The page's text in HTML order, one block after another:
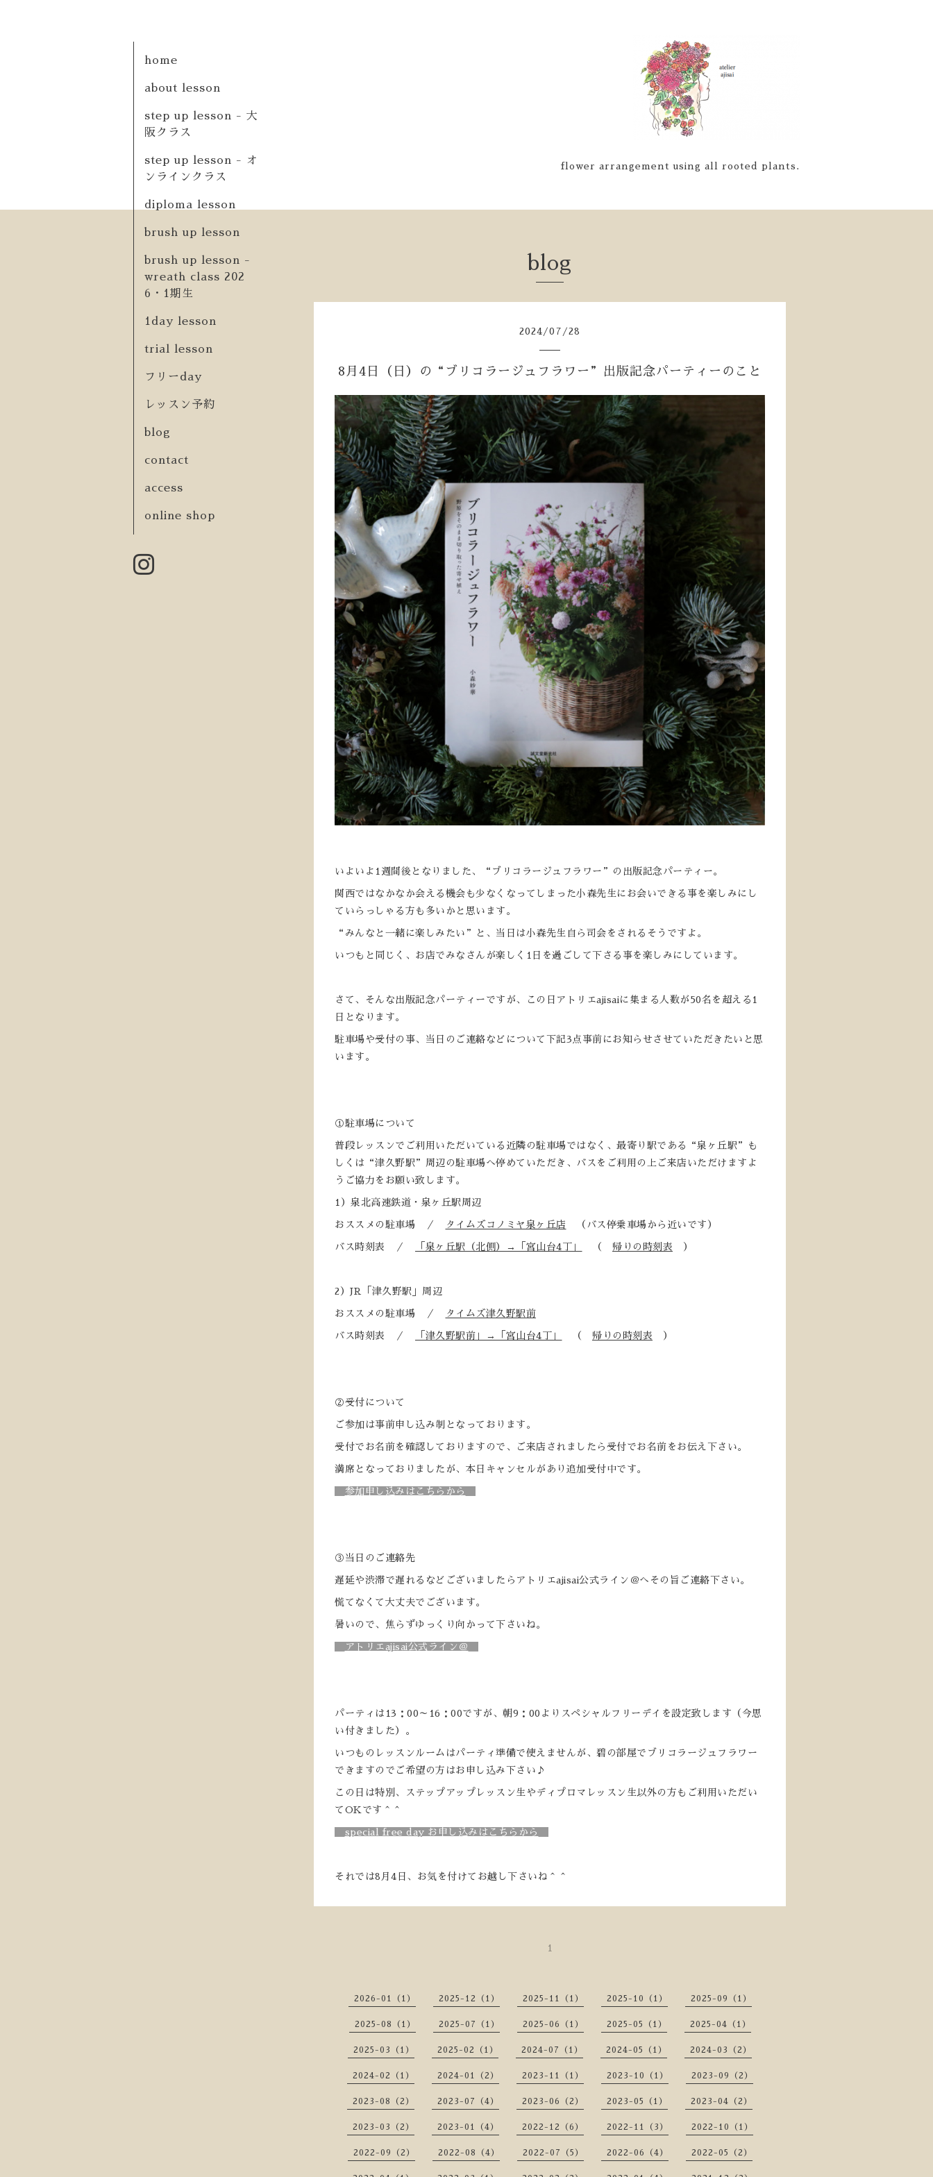
flower arrangement using all rooted plants.
home
about lesson
step up lesson - 大
阪クラス
step up lesson - オ
ンラインクラス
diploma lesson
brush up lesson
brush up lesson -
wreath class 202
6・1期生
1day lesson
trial lesson
フリーday
レッスン予約
blog
contact
access
online shop
blog
2024 /07 /28
8月4日（日）の“ブリコラージュフラワー”出版記念パーティーのこと
いよいよ1週間後となりました、“ブリコラージュフラワー”の出版記念パーティー。
関西ではなかなか会える機会も少なくなってしまった小森先生にお会いできる事を楽しみにし
ていらっしゃる方も多いかと思います。
“みんなと一緒に楽しみたい”と、当日は小森先生自ら司会をされるそうですよ。
いつもと同じく、お店でみなさんが楽しく1日を過ごして下さる事を楽しみにしています。
さて、そんな出版記念パーティーですが、この日アトリエajisaiに集まる人数が50名を超える1
日となります。
駐車場や受付の事、当日のご連絡などについて下記3点事前にお知らせさせていただきたいと思
います。
①駐車場について
普段レッスンでご利用いただいている近隣の駐車場ではなく、最寄り駅である“泉ヶ丘駅”も
しくは“津久野駅”周辺の駐車場へ停めていただき、バスをご利用の上ご来店いただけますよ
うご協力をお願い致します。
1）泉北高速鉄道・泉ヶ丘駅周辺
おススメの駐車場 ／ タイムズコノミヤ泉ヶ丘店 （バス停乗車場から近いです）
バス時刻表 ／ 「泉ヶ丘駅（北側）→「宮山台4丁」 （ 帰りの時刻表 ）
2）JR「津久野駅」周辺
おススメの駐車場 ／ タイムズ津久野駅前
バス時刻表 ／ 「津久野駅前」→「宮山台4丁」 （ 帰りの時刻表 ）
②受付について
ご参加は事前申し込み制となっております。
受付でお名前を確認しておりますので、ご来店されましたら受付でお名前をお伝え下さい。
満席となっておりましたが、本日キャンセルがあり追加受付中です。
参加申し込みはこちらから
③当日のご連絡先
遅延や渋滞で遅れるなどございましたらアトリエajisai公式ライン＠へその旨ご連絡下さい。
慌てなくて大丈夫でございます。
暑いので、焦らずゆっくり向かって下さいね。
アトリエajisai公式ライン＠
パーティは13：00～16：00ですが、朝9：00よりスペシャルフリーデイを設定致します（今思
い付きました）。
いつものレッスンルームはパーティ準備で使えませんが、碧の部屋でブリコラージュフラワー
できますのでご希望の方はお申し込み下さい♪
この日は特別、ステップアップレッスン生やディプロマレッスン生以外の方もご利用いただい
てOKです＾＾
special free day お申し込みはこちらから
それでは8月4日、お気を付けてお越し下さいね＾＾
1
2026-01（1） 2025-12（1） 2025-11（1） 2025-10（1） 2025-09（1）
2025-08（1） 2025-07（1） 2025-06（1） 2025-05（1） 2025-04（1）
2025-03（1） 2025-02（1） 2024-07（1） 2024-05（1） 2024-03（2）
2024-02（1） 2024-01（2） 2023-11（1） 2023-10（1） 2023-09（2）
2023-08（2） 2023-07（4） 2023-06（2） 2023-05（1） 2023-04（2）
2023-03（2） 2023-01（4） 2022-12（6） 2022-11（3） 2022-10（1）
2022-09（2） 2022-08（4） 2022-07（5） 2022-06（4） 2022-05（2）